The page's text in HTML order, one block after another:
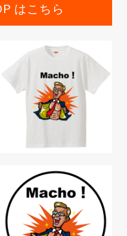
はこちら